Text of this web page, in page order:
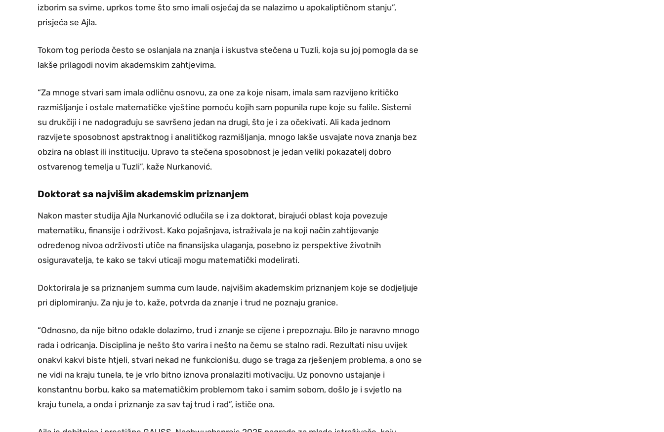
izborim sa svime, uprkos tome što smo imali osjećaj da se nalazimo u apokaliptičnom stanju”,
prisjeća se Ajla.
Tokom tog perioda često se oslanjala na znanja i iskustva stečena u Tuzli, koja su joj pomogla da se
lakše prilagodi novim akademskim zahtjevima.
“Za mnoge stvari sam imala odličnu osnovu, za one za koje nisam, imala sam razvijeno kritičko
razmišljanje i ostale matematičke vještine pomoću kojih sam popunila rupe koje su falile. Sistemi
su drukčiji i ne nadograđuju se savršeno jedan na drugi, što je i za očekivati. Ali kada jednom
razvijete sposobnost apstraktnog i analitičkog razmišljanja, mnogo lakše usvajate nova znanja bez
obzira na oblast ili instituciju. Upravo ta stečena sposobnost je jedan veliki pokazatelj dobro
ostvarenog temelja u Tuzli”, kaže Nurkanović.
Doktorat sa najvišim akademskim priznanjem
Nakon master studija Ajla Nurkanović odlučila se i za doktorat, birajući oblast koja povezuje
matematiku, finansije i održivost. Kako pojašnjava, istraživala je na koji način zahtijevanje
određenog nivoa održivosti utiče na finansijska ulaganja, posebno iz perspektive životnih
osiguravatelja, te kako se takvi uticaji mogu matematički modelirati.
Doktorirala je sa priznanjem summa cum laude, najvišim akademskim priznanjem koje se dodjeljuje
pri diplomiranju. Za nju je to, kaže, potvrda da znanje i trud ne poznaju granice.
“Odnosno, da nije bitno odakle dolazimo, trud i znanje se cijene i prepoznaju. Bilo je naravno mnogo
rada i odricanja. Disciplina je nešto što varira i nešto na čemu se stalno radi. Rezultati nisu uvijek
onakvi kakvi biste htjeli, stvari nekad ne funkcionišu, dugo se traga za rješenjem problema, a ono se
ne vidi na kraju tunela, te je vrlo bitno iznova pronalaziti motivaciju. Uz ponovno ustajanje i
konstantnu borbu, kako sa matematičkim problemom tako i samim sobom, došlo je i svjetlo na
kraju tunela, a onda i priznanje za sav taj trud i rad”, ističe ona.